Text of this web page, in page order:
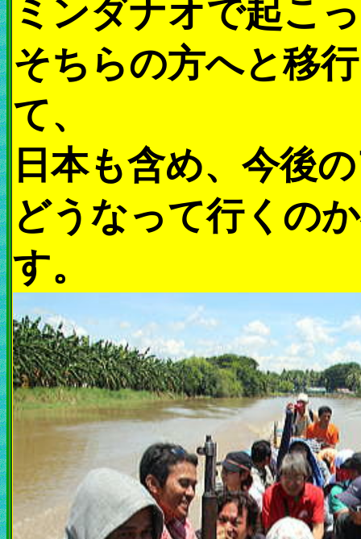
ミンダナオで起こ
そちらの方へと移
て、
日本も含め、今後
どうなって行くの
す。